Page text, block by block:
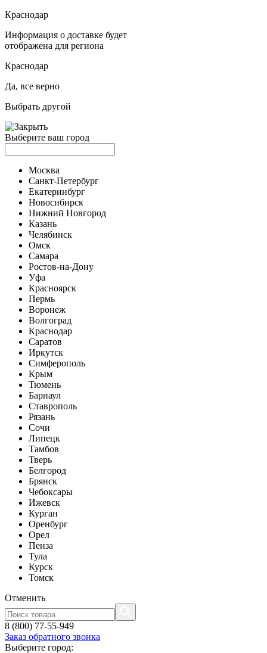
Краснодар
Информация о доставке будет
отображена для региона
Краснодар
Да, все верно
Выбрать другой
Выберите ваш город
Москва
Санкт-Петербург
Екатеринбург
Новосибирск
Нижний Новгород
Казань
Челябинск
Омск
Самара
Ростов-на-Дону
Уфа
Красноярск
Пермь
Воронеж
Волгоград
Краснодар
Саратов
Иркутск
Симферополь
Крым
Тюмень
Барнаул
Ставрополь
Рязань
Сочи
Липецк
Тамбов
Тверь
Белгород
Брянск
Чебоксары
Ижевск
Курган
Оренбург
Орел
Пенза
Тула
Курск
Томск
Отменить
8 (800) 77-55-949
Заказ обратного звонка
Выберите город: